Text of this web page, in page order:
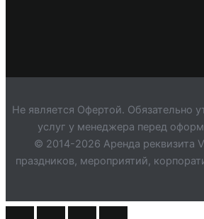
Не является Офертой. Обязательно
услуг у менеджера перед
© 2014-2026 Аренда реквизита
праздников, мероприятий,